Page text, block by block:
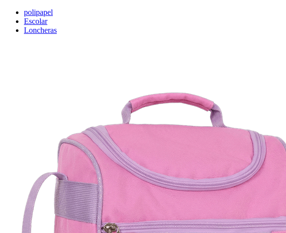
polipapel
Escolar
Loncheras